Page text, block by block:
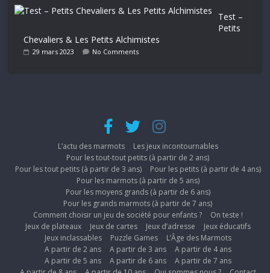
Test –
Petits
Chevaliers & Les Petits Alchimistes
29 mars 2023 No Comments
L’actu des marmots
Les jeux incontournables
Pour les tout-tout petits (à partir de 2 ans)
Pour les tout petits (à partir de 3 ans)
Pour les petits (à partir de 4 ans)
Pour les marmots (à partir de 5 ans)
Pour les moyens grands (à partir de 6 ans)
Pour les grands marmots (à partir de 7 ans)
Comment choisir un jeu de société pour enfants ?
On teste !
Jeux de plateaux
Jeux de cartes Jeux d’adresse
Jeux éducatifs
Jeux inclassables
Puzzle Games
L’Âge des Marmots
A partir de 2 ans
A partir de 3 ans
A partir de 4 ans
A partir de 5 ans
A partir de 6 ans
A partir de 7 ans